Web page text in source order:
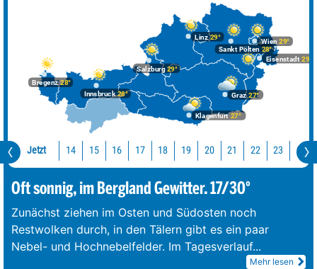
Bregenz28°
Graz27°
Innsbruck28°
Klagenfurt 27°
Linz29°
Salzburg29°
Wien 29°
Eisenstadt 29°
Sankt Pölten 28°
Jetzt 14 15 16 17 18 19 20 21 22 23 0
Oft sonnig, im Bergland Gewitter. 17/30°
Zunächst ziehen im Osten und Südosten noch
Restwolken durch, in den Tälern gibt es ein paar
Nebel- und Hochnebelfelder. Im Tagesverlauf...
Mehr lesen